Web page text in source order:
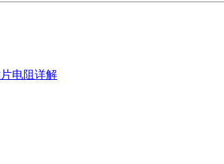
电阻详解